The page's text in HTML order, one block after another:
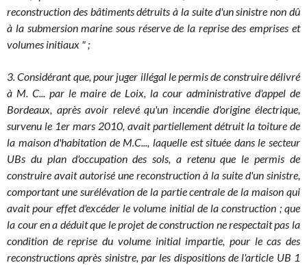
reconstruction des bâtiments détruits à la suite d'un sinistre non dû
à la submersion marine sous réserve de la reprise des emprises et
volumes initiaux " ;
3. Considérant que, pour juger illégal le permis de construire délivré
à M. C... par le maire de Loix, la cour administrative d'appel de
Bordeaux, après avoir relevé qu'un incendie d'origine électrique,
survenu le 1er mars 2010, avait partiellement détruit la toiture de
la maison d'habitation de M.C..., laquelle est située dans le secteur
UBs du plan d'occupation des sols, a retenu que le permis de
construire avait autorisé une reconstruction à la suite d'un sinistre,
comportant une surélévation de la partie centrale de la maison qui
avait pour effet d'excéder le volume initial de la construction ; que
la cour en a déduit que le projet de construction ne respectait pas la
condition de reprise du volume initial impartie, pour le cas des
reconstructions après sinistre, par les dispositions de l'article UB 1